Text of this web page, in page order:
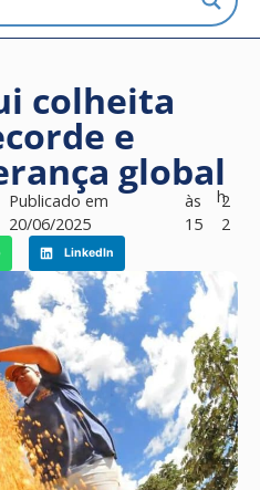
colheita
e
global
Publicado em
20/06/2025
às
15
h2
2
LinkedIn